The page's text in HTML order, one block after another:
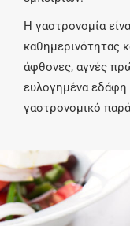
Η γαστρονομία
καθημερινότητας
άφθονες, αγνές
ευλογημένα εδάφη
γαστρονομικό